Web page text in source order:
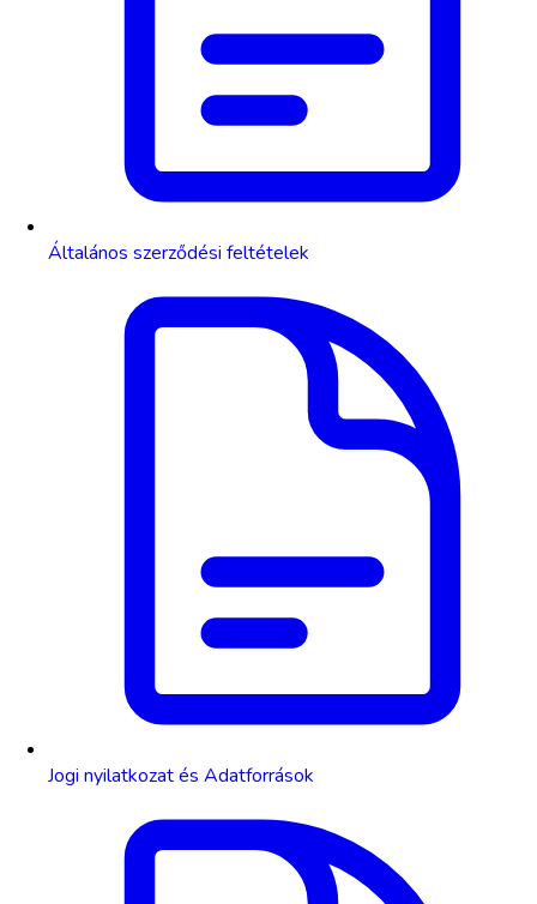
Általános szerződési feltételek
Jogi nyilatkozat és Adatforrások